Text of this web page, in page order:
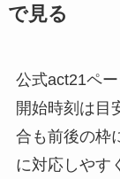
で見る
公式act21ペ
開始時刻は目
合も前後の枠
に対応しやす